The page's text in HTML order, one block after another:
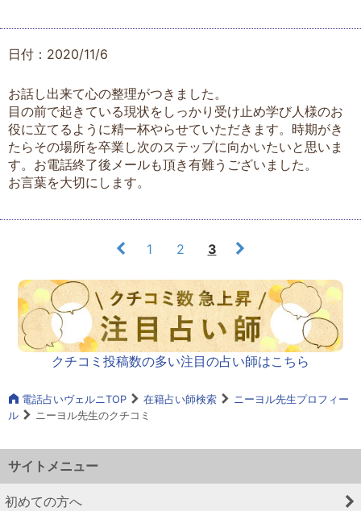
日付：2020/11/6
お話し出来て心の整理がつきました。
目の前で起きている現状をしっかり受け止め学び人様のお
役に立てるように精一杯やらせていただきます。時期がき
たらその場所を卒業し次のステップに向かいたいと思いま
す。お電話終了後メールも頂き有難うございました。
お言葉を大切にします。
1 2 3
クチコミ投稿数の多い注目の占い師はこちら
電話占いヴェルニTOP 在籍占い師検索
ニーヨル先生プロフィー
ル
ニーヨル先生のクチコミ
サイトメニュー
初めての方へ